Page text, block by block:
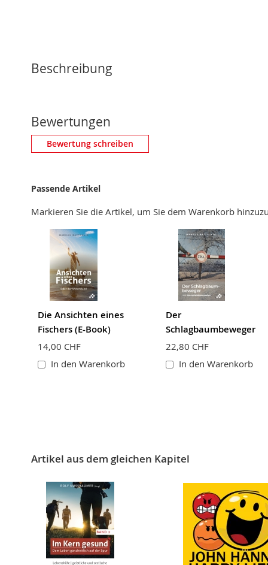
Beschreibung
Bewertungen
Eigene Bewertung schreiben
BEWERTUNG ABSCHICKEN
Bewertung schreiben
Passende Artikel
Markieren Sie die Artikel, um Sie dem Warenkorb
Die Ansichten eines
Fischers (E-Book)
14,00 CHF
In den Warenkorb
Der
Schlagbaumbeweger
22,80 CHF
In den Warenkorb
Artikel aus dem gleichen Kapitel